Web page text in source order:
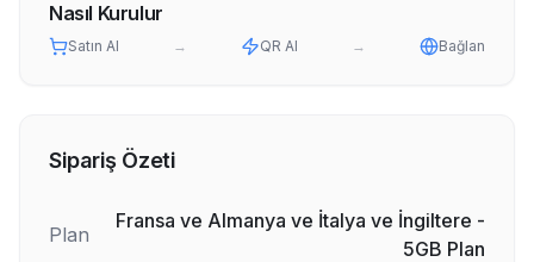
Nasıl Kurulur
Satın Al → QR Al → Bağlan
Sipariş Özeti
Plan
Fransa ve Almanya ve İtalya ve İngiltere -
5GB Plan